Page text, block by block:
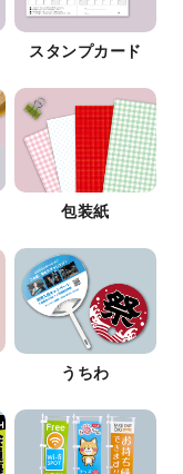
スタンプカード
包装紙
うちわ